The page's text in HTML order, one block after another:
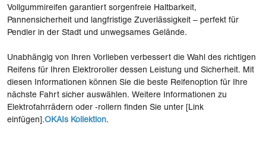
Vollgummireifen garantiert sorgenfreie Haltbarkeit,
Pannensicherheit und langfristige Zuverlässigkeit – perfekt für
Pendler in der Stadt und unwegsames Gelände.
Unabhängig von Ihren Vorlieben verbessert die Wahl des richtigen
Reifens für Ihren Elektroroller dessen Leistung und Sicherheit. Mit
diesen Informationen können Sie die beste Reifenoption für Ihre
nächste Fahrt sicher auswählen. Weitere Informationen zu
Elektrofahrrädern oder -rollern finden Sie unter [Link
einfügen].OKAIs Kollektion.